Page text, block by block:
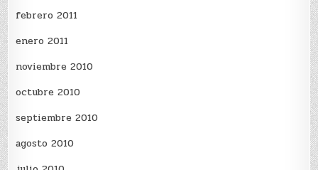
febrero 2011
enero 2011
noviembre 2010
octubre 2010
septiembre 2010
agosto 2010